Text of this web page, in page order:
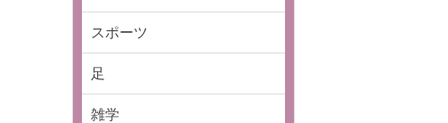
スポーツ
足
雑学